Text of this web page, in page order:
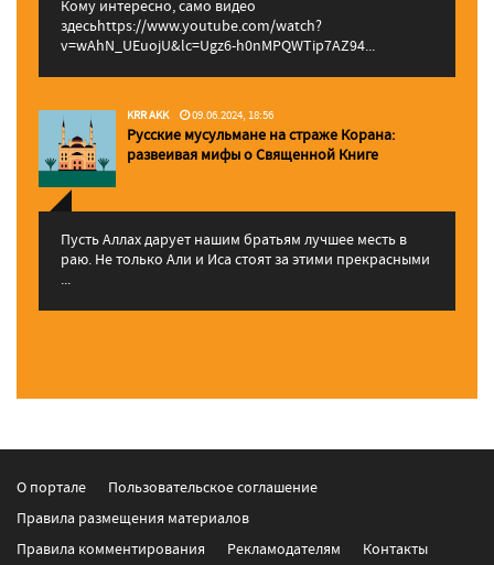
Кому интересно, само видео
здесьhttps://www.youtube.com/watch?
v=wAhN_UEuojU&lc=Ugz6-h0nMPQWTip7AZ94...
KRR AKK 09.06.2024, 18:56
Русские мусульмане на страже Корана:
pазвеивая мифы о Священной Книге
Пусть Аллах дарует нашим братьям лучшее месть в
раю. Не только Али и Иса стоят за этими прекрасными
...
О портале
Пользовательское соглашение
Правила размещения материалов
Правила комментирования
Рекламодателям Контакты